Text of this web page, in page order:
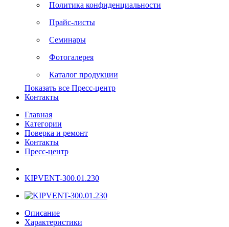
Политика конфиденциальности
Прайс-листы
Семинары
Фотогалерея
Каталог продукции
Показать все Пресс-центр
Контакты
Главная
Категории
Поверка и ремонт
Контакты
Пресс-центр
KIPVENT-300.01.230
Описание
Характеристики